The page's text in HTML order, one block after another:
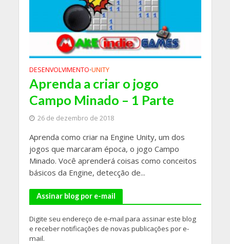
DESENVOLVIMENTO•UNITY
Aprenda a criar o jogo
Campo Minado – 1 Parte
26 de dezembro de 2018
Aprenda como criar na Engine Unity, um dos
jogos que marcaram época, o jogo Campo
Minado. Você aprenderá coisas como conceitos
básicos da Engine, detecção de...
Assinar blog por e-mail
Digite seu endereço de e-mail para assinar este blog
e receber notificações de novas publicações por e-
mail.